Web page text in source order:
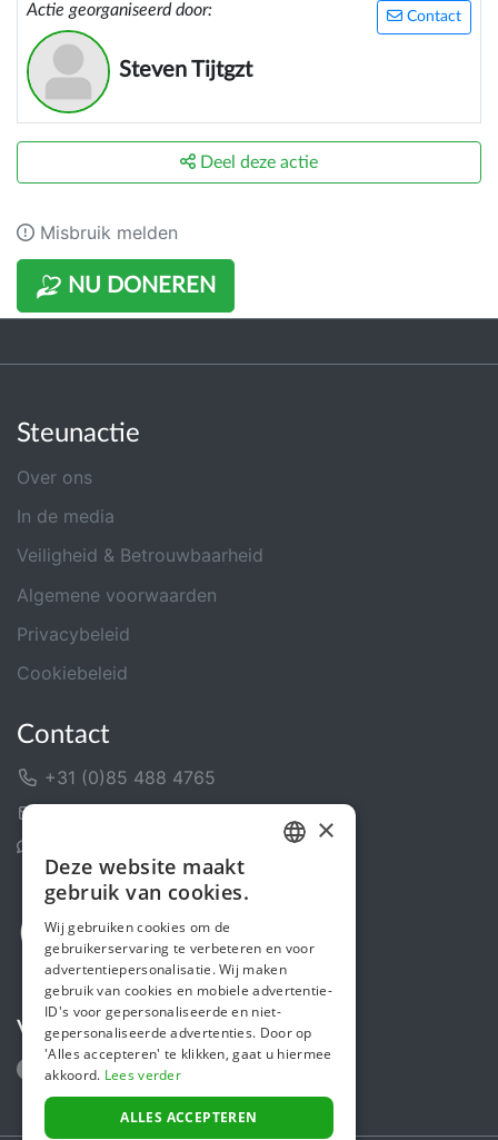
Contact
Actie georganiseerd door:
Steven Tijtgzt
NU DONEREN
Deel deze actie
Misbruik melden
Steunactie
Over ons
In de media
Veiligheid & Betrouwbaarheid
Algemene voorwaarden
Privacybeleid
Cookiebeleid
Contact
+31 (0)85 488 4765
Volg ons
ENGLISH
×
Deze website maakt
gebruik van cookies.
Wij gebruiken cookies om de
gebruikerservaring te verbeteren en voor
advertentiepersonalisatie. Wij maken
gebruik van cookies en mobiele advertentie-
ID's voor gepersonaliseerde en niet-
gepersonaliseerde advertenties. Door op
'Alles accepteren' te klikken, gaat u hiermee
akkoord. Lees verder
ALLES ACCEPTEREN